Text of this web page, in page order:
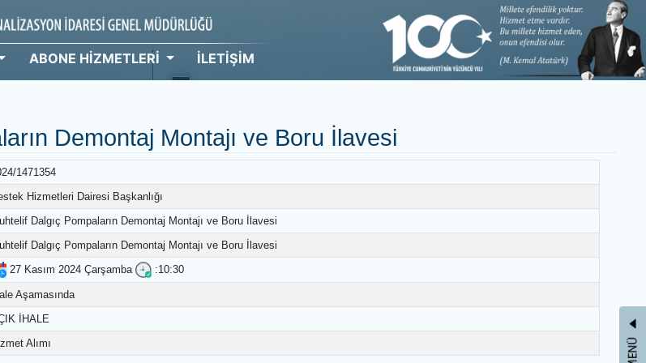
ABONE HİZMETLERİ
Demontaj Montajı ve Boru İlavesi
2024/1471354
Destek Hizmetleri Dairesi Başkanlığı
Muhtelif Dalgıç Pompaların Demontaj Montajı ve Boru İlavesi
Muhtelif Dalgıç Pompaların Demontaj Montajı ve Boru İlavesi
27 Kasım 2024 Çarşamba
İhale Aşamasında
AÇIK İHALE